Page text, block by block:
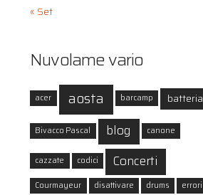
« Set
Nuvolame vario
acer aosta barcamp batteria
Bivacco Pascal blog canone
cazzate codici Concerti
Courmayeur disattivare drums
errori